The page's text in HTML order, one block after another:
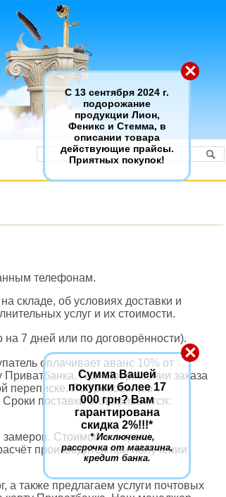
×
С 13 сентября 2024 г.
подорожание
продукции Лион,
Феникс и Стемма, в
описании товара
действующие прайсы.
Приятных покупок!
×
Сумма Вашей
покупки более 17
000 грн? Вам
гарантирована
скидка 2%!!!*
* Исключение,
рассрочка от магазина,
кредит банка.
телефонам.
складе, об условиях доставки и
услуг и их стоимости.
7 дней или по договорённости).
оплачивает аванс 10% от
Приватбанка. При оформлении заказа
переписке. По требованию
поставки оговариваются:
Стоимость и сроки
производится при получении
а также предлагаем услуги почтовых